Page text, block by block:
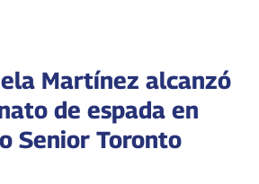
Martínez alcanzó
de espada en
Senior Toronto